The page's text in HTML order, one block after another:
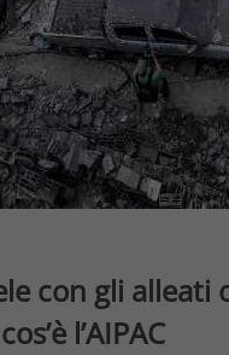
con gli
l’AIPAC